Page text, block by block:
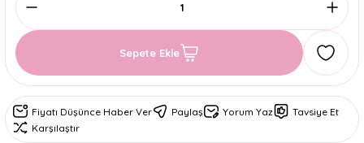
Sepete Ekle
Fiyatı Düşünce Haber Ver Paylaş Yorum Yaz
Tavsiye Et
Karşılaştır